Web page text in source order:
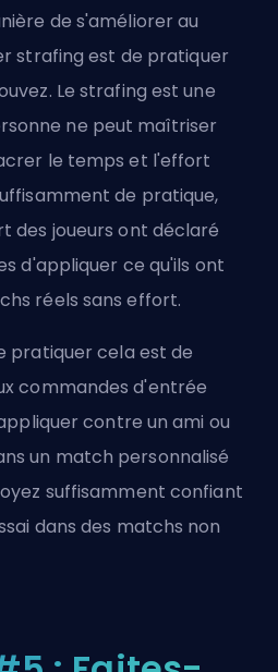
de s'améliorer au
strafing est de pratiquer
Le strafing est une
ne peut maîtriser
le temps et l'effort
de pratique,
des joueurs ont déclaré
d'appliquer ce qu'ils ont
réels sans effort.
pratiquer cela est de
commandes d'entrée
contre un ami ou
un match personnalisé
suffisamment confiant
dans des matchs non